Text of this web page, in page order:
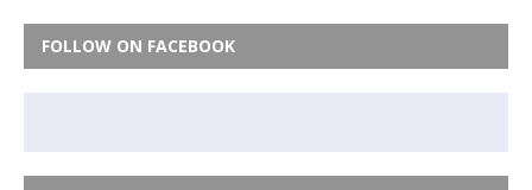
FOLLOW ON FACEBOOK